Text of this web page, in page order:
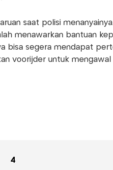
saat polisi
menawarkan bantuan
bisa segera mendapat
voorijder untuk
4